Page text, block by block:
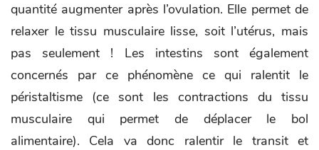
quantité augmenter après l’ovulation. Elle permet de
relaxer le tissu musculaire lisse, soit l’utérus, mais
pas seulement ! Les intestins sont également
concernés par ce phénomène ce qui ralentit le
péristaltisme (ce sont les contractions du tissu
musculaire qui permet de déplacer le bol
alimentaire). Cela va donc ralentir le transit et